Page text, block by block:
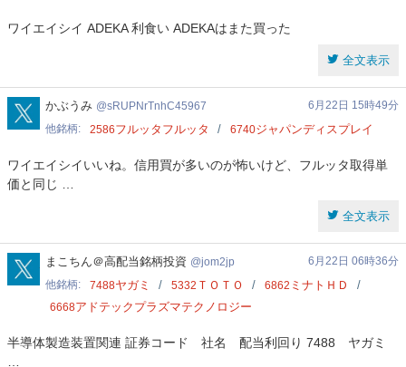
ワイエイシイ ADEKA 利食い ADEKAはまた買った
全文表示
sRUPNrTnhC45967
かぶうみ sRUPNrTnhC45967
6月22日 15時49分
他銘柄
2586フルッタフルッタ 6740ジャパンディスプレイ
ワイエイシイいいね。信用買が多いのが怖いけど、フルッタ取得単
価と同じ …
全文表示
jom2jp
まこちん＠高配当銘柄投資 jom2jp
6月22日 06時36分
他銘柄
7488ヤガミ 5332 ＴＯＴＯ 6862 ミナトＨＤ
6668アドテックプラズマテクノロジー
半導体製造装置関連 証券コード 社名 配当利回り 7488 ヤガミ